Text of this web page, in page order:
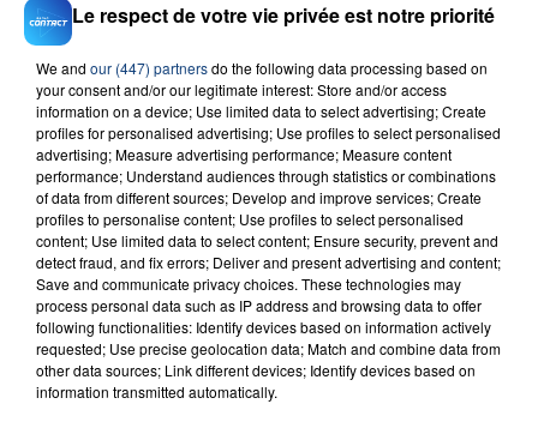
23 juillet 2026
INCENDIE MORTEL À LENS : UNE FEMME ET
SON BÉBÉ ENTRE LA VIE ET LA...
Un homme s'est immolé par le feu après avoir
aspergé sa compagne et leur bébé de trois mois
d'un liquide inflammable.
Le respect de votre vie privée est notre priorité
We and our (447) partnersdo the following data processing based on
your consent and/or our legitimate interest: Store and/or access
information on a device; Use limited data to select advertising; Create
profiles for personalised advertising; Use profiles to select personalised
advertising; Measure advertising performance; Measure content
performance; Understand audiences through statistics or combinations
of data from different sources; Develop and improve services; Create
profiles to personalise content; Use profiles to select personalised
content; Use limited data to select content; Ensure security, prevent and
detect fraud, and fix errors; Deliver and present advertising and content;
Save and communicate privacy choices. These technologies may
process personal data such as IP address and browsing data to offer
following functionalities: Identify devices based on information actively
requested; Use precise geolocation data; Match and combine data from
other data sources; Link different devices; Identify devices based on
information transmitted automatically.